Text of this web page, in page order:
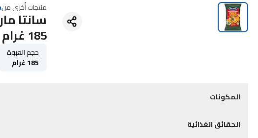
منتجات أُخرى من
سانتا
185 غرام
حجم العبوة
185 غرام
المكونات
الحقائق الغذائية